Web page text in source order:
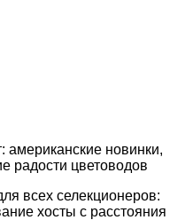
американские новинки,
радости цветоводов
всех селекционеров:
хосты с расстояния